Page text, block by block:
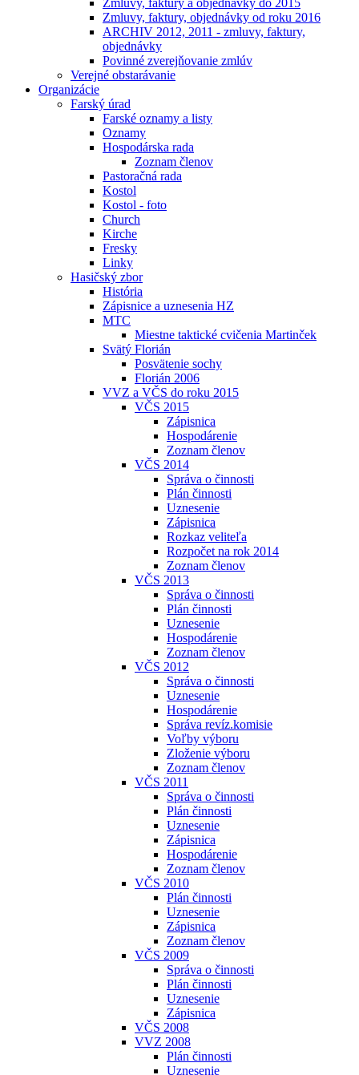
Zmluvy, faktúry a objednávky do 2015
Zmluvy, faktury, objednávky od roku 2016
ARCHIV 2012, 2011 - zmluvy, faktury,
objednávky
Povinné zverejňovanie zmlúv
Verejné obstarávanie
Organizácie
Farský úrad
Farské oznamy a listy
Oznamy
Hospodárska rada
Zoznam členov
Pastoračná rada
Kostol
Kostol - foto
Church
Kirche
Fresky
Linky
Hasičský zbor
História
Zápisnice a uznesenia HZ
MTC
Miestne taktické cvičenia Martinček
Svätý Florián
Posvätenie sochy
Florián 2006
VVZ a VČS do roku 2015
VČS 2015
Zápisnica
Hospodárenie
Zoznam členov
VČS 2014
Správa o činnosti
Plán činnosti
Uznesenie
Zápisnica
Rozkaz veliteľa
Rozpočet na rok 2014
Zoznam členov
VČS 2013
Správa o činnosti
Plán činnosti
Uznesenie
Hospodárenie
Zoznam členov
VČS 2012
Správa o činnosti
Uznesenie
Hospodárenie
Správa revíz.komisie
Voľby výboru
Zloženie výboru
Zoznam členov
VČS 2011
Správa o činnosti
Plán činnosti
Uznesenie
Zápisnica
Hospodárenie
Zoznam členov
VČS 2010
Plán činnosti
Uznesenie
Zápisnica
Zoznam členov
VČS 2009
Správa o činnosti
Plán činnosti
Uznesenie
Zápisnica
VČS 2008
VVZ 2008
Plán činnosti
Uznesenie